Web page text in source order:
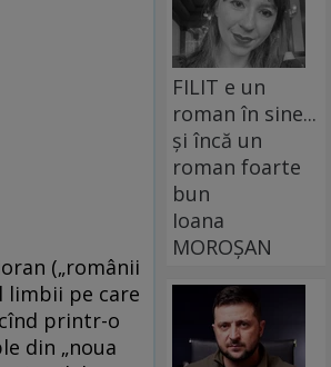
(„românii
limbii pe care
printr-o
din „noua
FILIT e un
roman în sine...
și încă un
roman foarte
bun
Ioana
MOROȘAN